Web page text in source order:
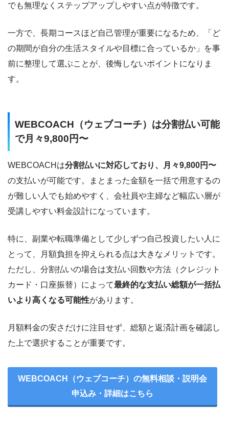
でも無理なくステップアップしやすい点が特徴です。
一方で、長期コースほど自己管理が重要になるため、「ど
の期間が自分の生活スタイルや目標に合っているか」を事
前に整理して選ぶことが、後悔しないポイントになりま
す。
WEBCOACH（ウェブコーチ）は分割払い可能
で月々9,800円〜
WEBCOACHは分割払いに対応しており、月々9,800円〜
の支払いが可能です。まとまった金額を一括で用意するの
が難しい人でも始めやすく、会社員や主婦など幅広い層が
受講しやすい料金設計になっています。
特に、副業や転職準備として少しずつ自己投資したい人に
とって、月額負担を抑えられる点は大きなメリットです。
ただし、分割払いの場合は支払い回数や方法（クレジット
カード・口座振替）によって最終的な支払い総額が一括払
いより高くなる可能性があります。
月額料金の安さだけに注目せず、総額と返済計画を確認し
た上で選択することが重要です。
WEBCOACH（ウェブコーチ）の無料相談・説明会
申込み・詳細はこちら